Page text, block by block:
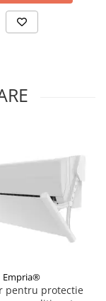
Empria®
pentru protectie